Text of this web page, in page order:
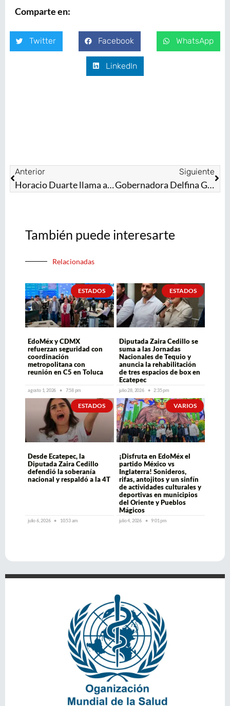
Comparte en:
Twitter Facebook WhatsApp
LinkedIn
Anterior
Horacio Duarte llama a alcaldes mexiquenses a sumar esfuerzos en materia de seguridad
Siguiente
Gobernadora Delfina Gómez se reúne con integrantes de la Junta de Coordinación Política de la Legislatura del Edomex
También puede interesarte
Relacionadas
ESTADOS
EdoMéx y CDMX
refuerzan seguridad con
coordinación
metropolitana con
reunión en C5 en Toluca
agosto 1, 2026 7:58 pm
ESTADOS
Diputada Zaira Cedillo se
suma a las Jornadas
Nacionales de Tequio y
anuncia la rehabilitación
de tres espacios de box en
Ecatepec
julio 28, 2026 2:35 pm
ESTADOS
Desde Ecatepec, la
Diputada Zaira Cedillo
defendió la soberanía
nacional y respaldó a la 4T
julio 6, 2026 10:53 am
VARIOS
¡Disfruta en EdoMéx el
partido México vs
Inglaterra! Sonideros,
rifas, antojitos y un sinfín
de actividades culturales y
deportivas en municipios
del Oriente y Pueblos
Mágicos
julio 4, 2026 9:01 pm